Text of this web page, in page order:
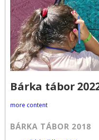
Bárka tábor
more content
BÁRKA TÁBOR 2018